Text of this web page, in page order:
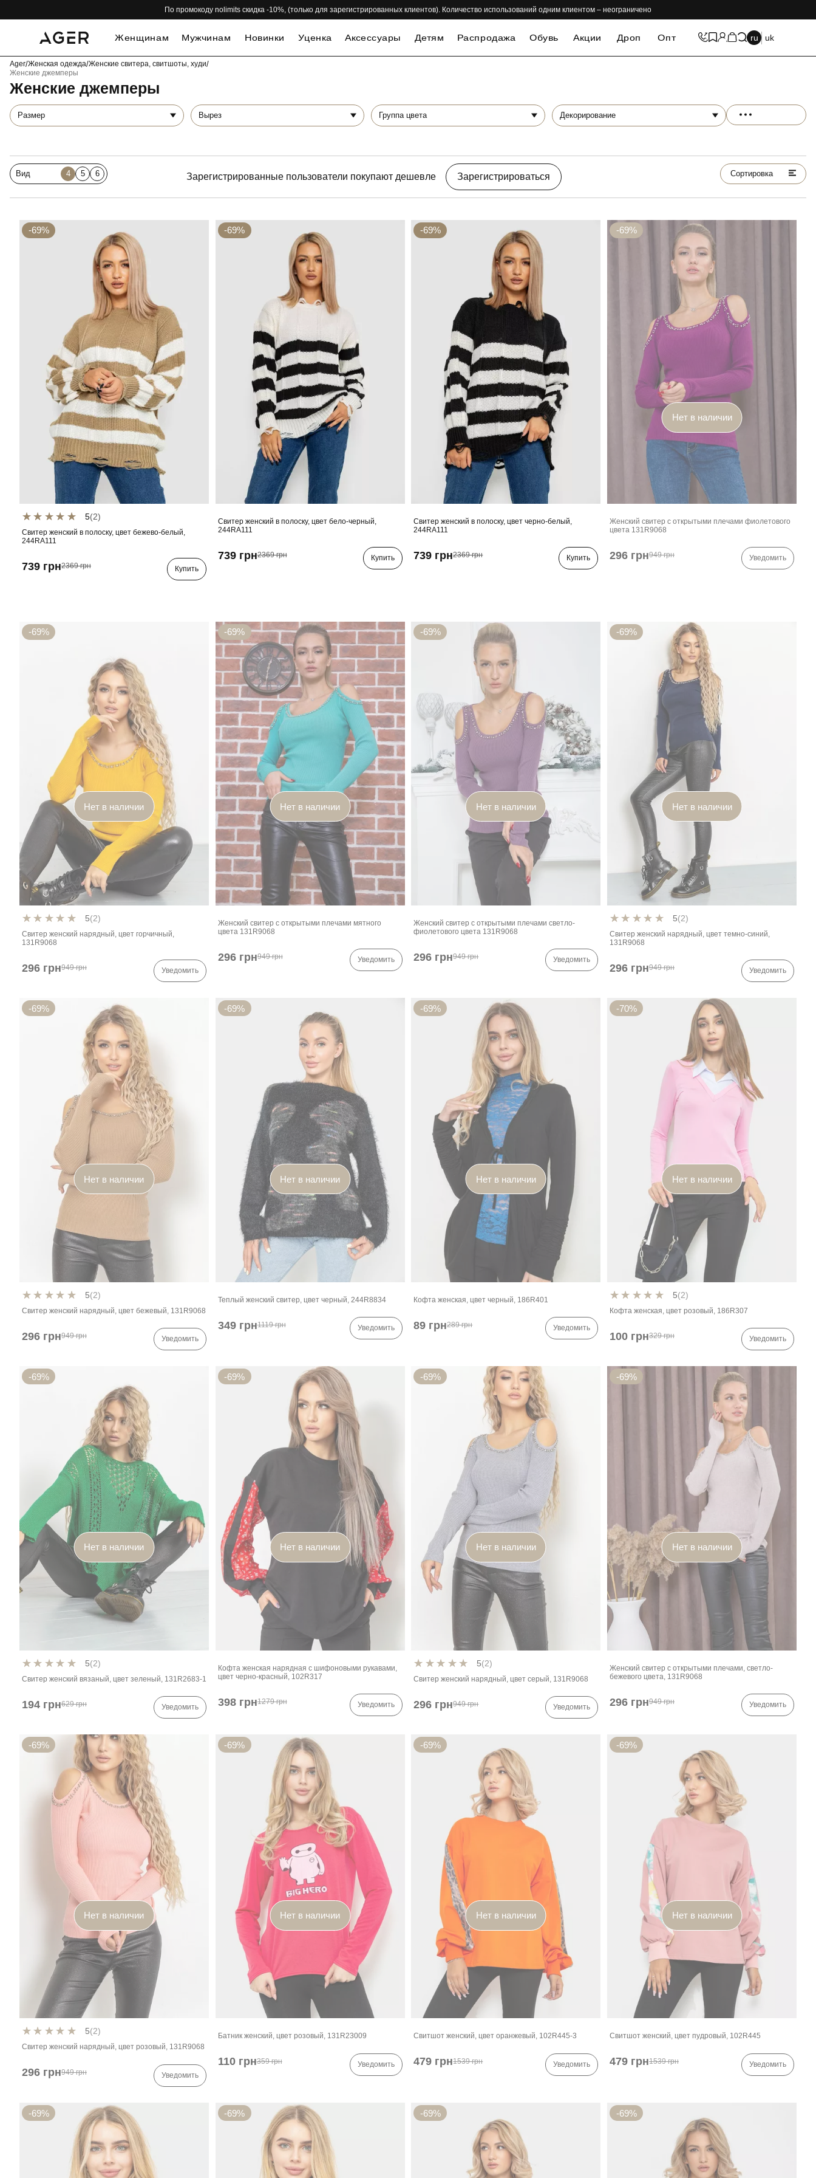
По промокоду nolimits скидка -10%, (только для зарегистрированных клиентов). Количество использований одним клиентом – неограничено
Женщинам Мужчинам Новинки Уценка Аксессуары Детям Распродажа Обувь Акции Дроп Опт ru uk
Ager/Женская одежда/Женские свитера, свитшоты, худи/
Женские джемперы
Женские джемперы
Размер Вырез Группа цвета Декорирование
Вид 4 5 6 Зарегистрированные пользователи покупают дешевле Зарегистрироваться Сортировка
-69%
5(2)
Свитер женский в полоску, цвет бежево-белый,
244RA111
739 грн2369 грн Купить
-69%
Свитер женский в полоску, цвет бело-черный,
244RA111
739 грн2369 грн Купить
-69%
Свитер женский в полоску, цвет черно-белый,
244RA111
739 грн2369 грн Купить
-69%
Нет в наличии
Женский свитер с открытыми плечами фиолетового
цвета 131R9068
296 грн949 грн Уведомить
-69%
Нет в наличии
5(2)
Свитер женский нарядный, цвет горчичный,
131R9068
296 грн949 грн Уведомить
-69%
Нет в наличии
Женский свитер с открытыми плечами мятного
цвета 131R9068
296 грн949 грн Уведомить
-69%
Нет в наличии
Женский свитер с открытыми плечами светло-
фиолетового цвета 131R9068
296 грн949 грн Уведомить
-69%
Нет в наличии
5(2)
Свитер женский нарядный, цвет темно-синий,
131R9068
296 грн949 грн Уведомить
-69%
Нет в наличии
5(2)
Свитер женский нарядный, цвет бежевый, 131R9068
296 грн949 грн Уведомить
-69%
Нет в наличии
Теплый женский свитер, цвет черный, 244R8834
349 грн1119 грн Уведомить
-69%
Нет в наличии
Кофта женская, цвет черный, 186R401
89 грн289 грн Уведомить
-70%
Нет в наличии
5(2)
Кофта женская, цвет розовый, 186R307
100 грн329 грн Уведомить
-69%
Нет в наличии
5(2)
Свитер женский вязаный, цвет зеленый, 131R2683-1
194 грн629 грн Уведомить
-69%
Нет в наличии
Кофта женская нарядная с шифоновыми рукавами,
цвет черно-красный, 102R317
398 грн1279 грн Уведомить
-69%
Нет в наличии
5(2)
Свитер женский нарядный, цвет серый, 131R9068
296 грн949 грн Уведомить
-69%
Нет в наличии
Женский свитер с открытыми плечами, светло-
бежевого цвета, 131R9068
296 грн949 грн Уведомить
-69%
Нет в наличии
5(2)
Свитер женский нарядный, цвет розовый, 131R9068
296 грн949 грн Уведомить
-69%
Нет в наличии
Батник женский, цвет розовый, 131R23009
110 грн359 грн Уведомить
-69%
Нет в наличии
Свитшот женский, цвет оранжевый, 102R445-3
479 грн1539 грн Уведомить
-69%
Нет в наличии
Свитшот женский, цвет пудровый, 102R445
479 грн1539 грн Уведомить
-69% -69% -69% -69%